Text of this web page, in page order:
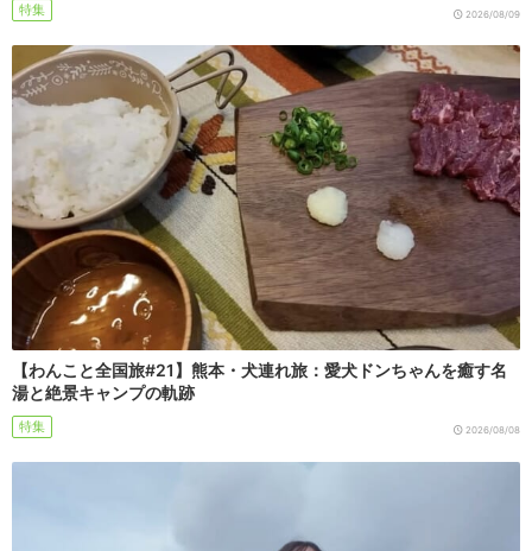
特集 2026/08/09
【わんこと全国旅#21】熊本・犬連れ旅：愛犬ドンちゃんを癒す名
湯と絶景キャンプの軌跡
特集 2026/08/08